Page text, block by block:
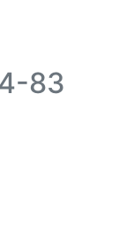
83